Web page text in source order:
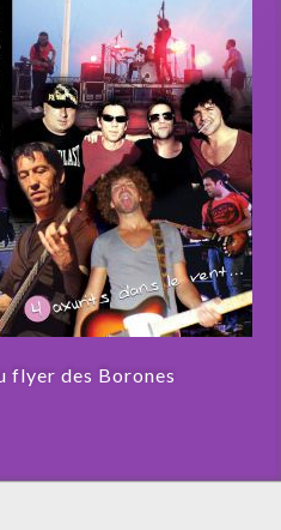
flyer des Borones